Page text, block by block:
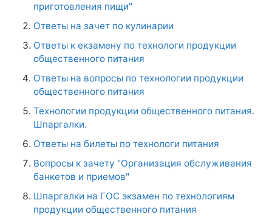
приготовления пищи"
Ответы на зачет по кулинарии
Ответы к екзамену по технологи продукции
общественного питания
Ответы на вопросы по технологии продукции
общественного питания
Технологии продукции общественного питания.
Шпаргалки.
Ответы на билеты по технологи питания
Вопросы к зачету "Организация обслуживания
банкетов и приемов"
Шпаргалки на ГОС экзамен по технологиям
продукции общественного питания